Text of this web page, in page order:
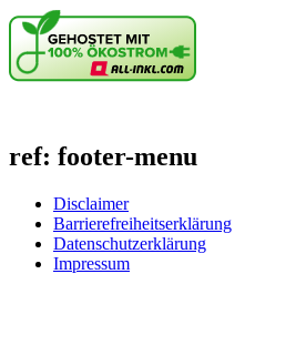
ref: footer-menu
Disclaimer
Barrierefreiheitserklärung
Datenschutzerklärung
Impressum